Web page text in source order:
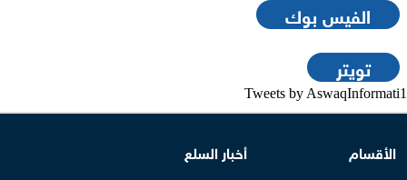
الفيس بوك
تويتر
Tweets by AswaqInformati1
الأقسام
أخبار السلع